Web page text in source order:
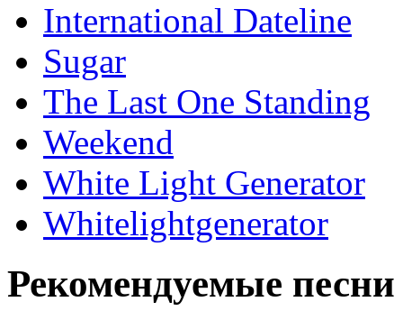
International Dateline
Sugar
The Last One Standing
Weekend
White Light Generator
Whitelightgenerator
Рекомендуемые песни